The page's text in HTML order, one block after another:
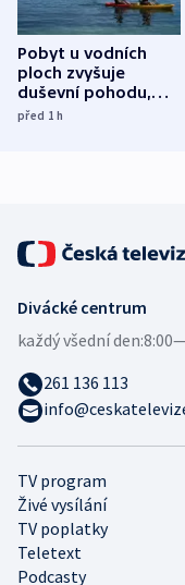
Pobyt u vodních
ploch zvyšuje
duševní pohodu,
ukázala
před 1h
TV program
Živé vysílání
TV poplatky
Teletext
Podcasty
Divácké centrum
každý všední den:
261 136 113